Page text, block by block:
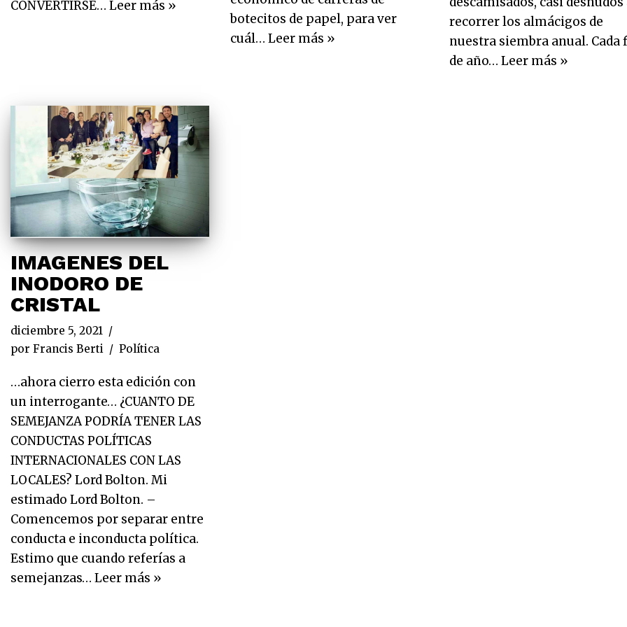
CONVERTIRSE… Leer más »
botecitos de papel, para ver
cuál… Leer más »
recorrer los almácigos de
nuestra siembra anual. Cada
de año…Leer más »
IMAGENES DEL
INODORO DE
CRISTAL
diciembre 5, 2021
por Francis Berti Política
…ahora cierro esta edición con
un interrogante… ¿CUANTO DE
SEMEJANZA PODRÍA TENER LAS
CONDUCTAS POLÍTICAS
INTERNACIONALES CON LAS
LOCALES? Lord Bolton. Mi
estimado Lord Bolton. –
Comencemos por separar entre
conducta e inconducta política.
Estimo que cuando referías a
semejanzas… Leer más »